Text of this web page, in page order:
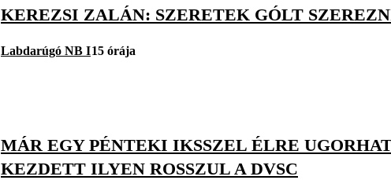
KEREZSI ZALÁN: SZERETEK GÓLT
Labdarúgó NB I15 órája
MÁR EGY PÉNTEKI IKSSZEL ÉLRE
KEZDETT ILYEN ROSSZUL A DVSC